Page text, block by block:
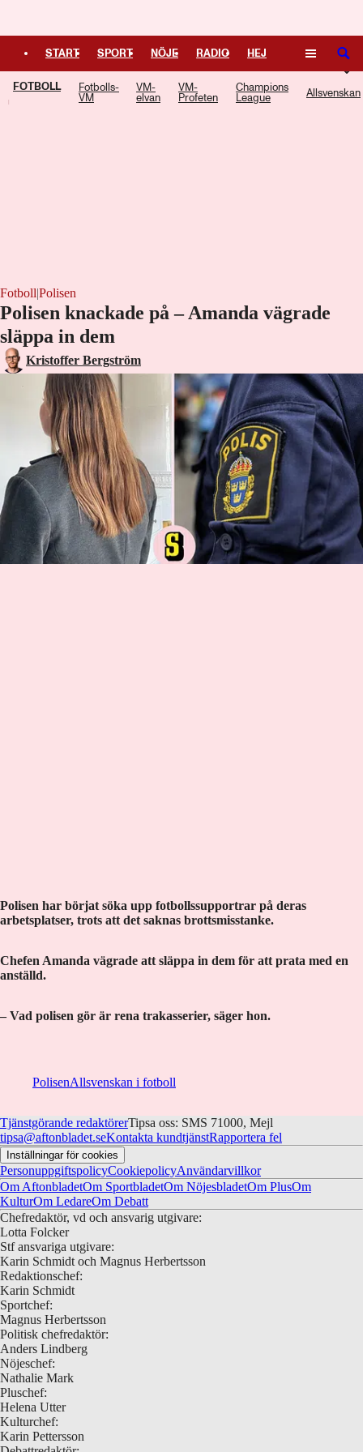
START SPORT NÖJE RADIO HEJ
PLUS TIPSA TV KULTUR LEDARE
SÖK
FOTBOLL
Fotbolls-
VM
VM-
elvan
VM-
Profeten
Champions
League
Allsvenskan
Fotboll|Polisen
Polisen knackade på – Amanda vägrade
släppa in dem
Kristoffer Bergström
Polisen har börjat söka upp fotbollssupportrar på deras
arbetsplatser, trots att det saknas brottsmisstanke.
Chefen Amanda vägrade att släppa in dem för att prata med en
anställd.
– Vad polisen gör är rena trakasserier, säger hon.
PolisenAllsvenskan i fotboll
Tjänstgörande redaktörerTipsa oss: SMS 71000, Mejl
tipsa@aftonbladet.seKontakta kundtjänstRapportera fel
Inställningar för cookies
PersonuppgiftspolicyCookiepolicyAnvändarvillkor
Om AftonbladetOm SportbladetOm NöjesbladetOm PlusOm
KulturOm LedareOm Debatt
Chefredaktör, vd och ansvarig utgivare:
Lotta Folcker
Stf ansvariga utgivare:
Karin Schmidt och Magnus Herbertsson
Redaktionschef:
Karin Schmidt
Sportchef:
Magnus Herbertsson
Politisk chefredaktör:
Anders Lindberg
Nöjeschef:
Nathalie Mark
Pluschef:
Helena Utter
Kulturchef:
Karin Pettersson